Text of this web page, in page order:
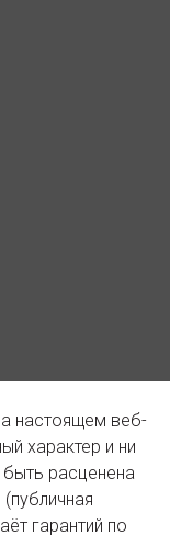
настоящем веб-
характер и ни
расценена
гарантий по